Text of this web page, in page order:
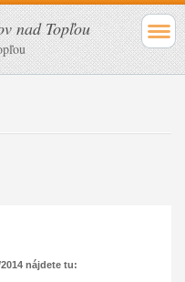
nad Topľou
nájdete tu: